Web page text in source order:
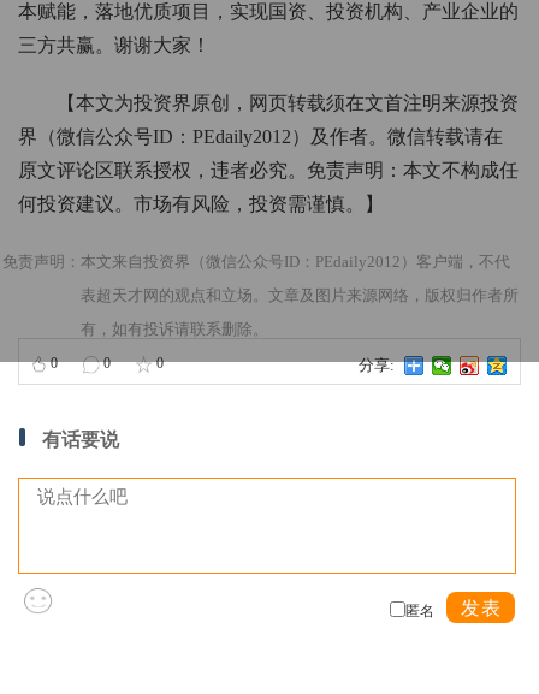
本赋能，落地优质项目，实现国资、投资机构、产业企业的
三方共赢。谢谢大家！
【本文为投资界原创，网页转载须在文首注明来源投资
界（微信公众号ID：PEdaily2012）及作者。微信转载请在
原文评论区联系授权，违者必究。免责声明：本文不构成任
何投资建议。市场有风险，投资需谨慎。】
免责声明：本文来自投资界（微信公众号ID：PEdaily2012）客户端，不代
表超天才网的观点和立场。文章及图片来源网络，版权归作者所
有，如有投诉请联系删除。
0 0 0 分享:
有话要说
发表
匿名